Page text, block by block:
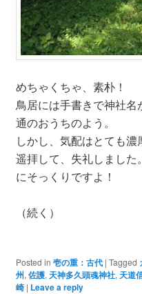
めちゃくちゃ、素朴！
鳥居には手書きで神社
通のおうちのよう。
しかし、気配はとても
遥拝して、失礼しまし
にそっくりですよ！
（続く）
Posted in 壱の重：古代 | Tagged
州, 佐護, 天神多久頭魂神社, 天道
崎 | Leave a reply